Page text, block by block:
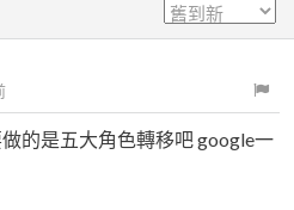
的是五大角色轉移吧 google一